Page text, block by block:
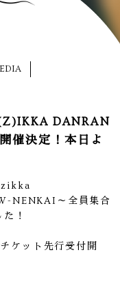
DANRAN
催決定！本日よ
zikka
NENKAI～全員集合
！
ケット先行受付開